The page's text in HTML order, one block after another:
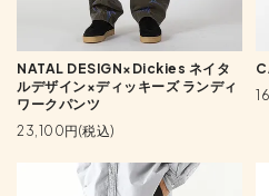
NATAL DESIGN×Dickies ネイタ
ルデザイン×ディッキーズ ランディ
ワークパンツ
23,100円(税込)